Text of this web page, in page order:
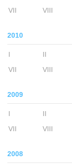
VII
VIII
2010
I II
VII
VIII
2009
I II
VII
VIII
2008